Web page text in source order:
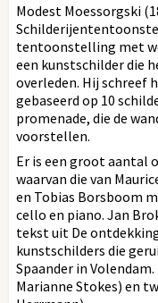
Modest Moessorgski
tentoonstelling met
een kunstschilder die
overleden. Hij schreef
gebaseerd op 10
promenade, die de
voorstellen.
Er is een groot aantal
waarvan die van
en Tobias Borsboom
cello en piano. Jan
tekst uit De
kunstschilders die
Spaander in
Marianne Stokes) en